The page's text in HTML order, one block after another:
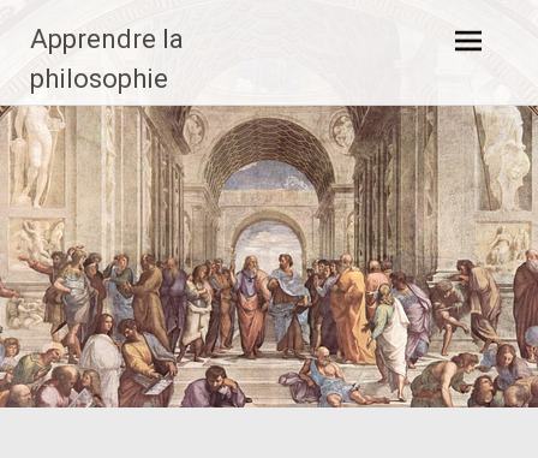
contenu
principal
Apprendre la
philosophie